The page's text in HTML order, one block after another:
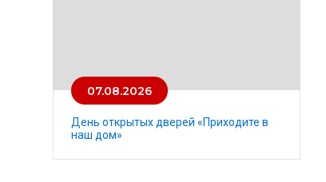
07.08.2026
День открытых дверей «Приходите в
наш дом»